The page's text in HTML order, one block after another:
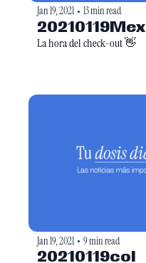
Jan 19, 2021 • 13 min read
20210119Mex
La hora del check-out 👋
Jan 19, 2021 • 9 min read
20210119col